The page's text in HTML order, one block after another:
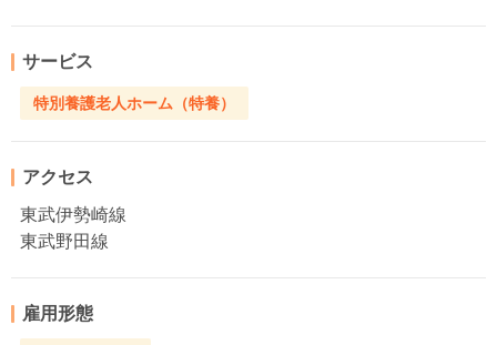
サービス
特別養護老人ホーム（特養）
アクセス
東武伊勢崎線
東武野田線
雇用形態